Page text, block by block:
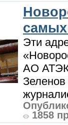
Эти
АО АТЭК
Зеленов
1858